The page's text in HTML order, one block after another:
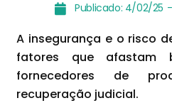
Publicado: 4/02/25
A insegurança e o risco
fatores que afastam
fornecedores de
recuperação judicial.